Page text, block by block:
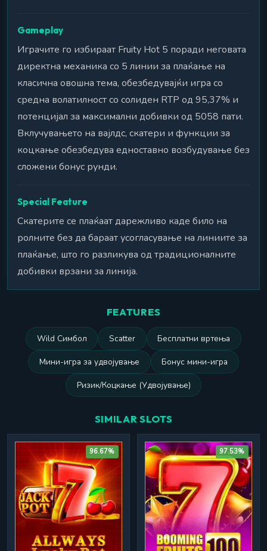
Gameplay
Играчите го избираат Fruity Hot 5 поради неговата
директна механика со 5 линии за плаќање на
класична овошна тема, обезбедувајќи игра со
средна волатилност со солиден RTP од 95,37% и
потенцијал за максимални добивки од 5058 пати.
Вклучувањето на вајлдс, скатери и функции за
коцкање обезбедува едноставно возбудување без
сложени бонус рунди.
Special Feature
Скатерите се плаќаат дарежливо каде било на
ролните без да бараат усогласување на линиите за
плаќање, што го разликува од традиционалните
добивки врзани за линија.
FEATURES
Wild Симбол Scatter Бесплатни вртења
Мини-игра за удвојување Бонус мини-игра
Ризик/Коцкање (Удвојување)
SIMILAR SLOTS
96.67% 97.53%